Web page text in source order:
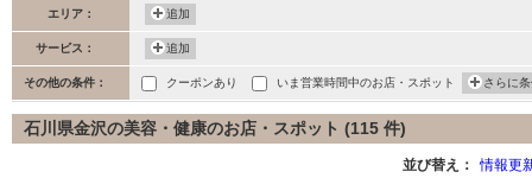
エリア： 追加
サービス： 追加
その他の条件： クーポンあり いま営業時間中のお店・スポット さらに
石川県金沢の美容・健康のお店・スポット (115 件)
並び替え： 情報更